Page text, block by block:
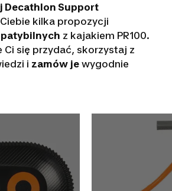
Decathlon Support
kilka propozycji
z kajakiem PR100.
Ci się przydać, skorzystaj z
i zamów je wygodnie